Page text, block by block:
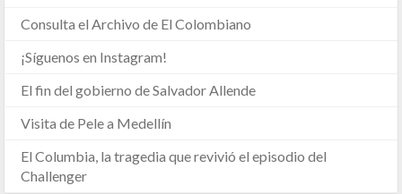
Consulta el Archivo de El Colombiano
¡Síguenos en Instagram!
El fin del gobierno de Salvador Allende
Visita de Pele a Medellín
El Columbia, la tragedia que revivió el episodio del
Challenger